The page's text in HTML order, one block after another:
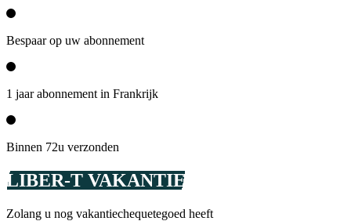
Bespaar op uw abonnement
1 jaar abonnement in Frankrijk
Binnen 72u verzonden
LIBER-T VAKANTIE
Zolang u nog vakantiechequetegoed heeft